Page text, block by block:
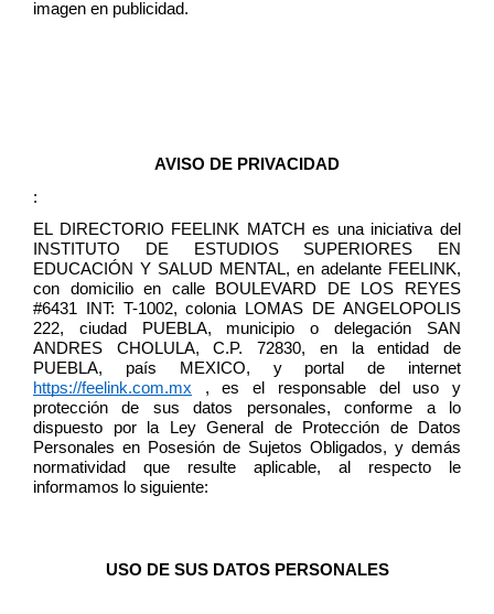
imagen en publicidad.
AVISO DE PRIVACIDAD
:
EL DIRECTORIO FEELINK MATCH es una iniciativa del
INSTITUTO DE ESTUDIOS SUPERIORES EN
EDUCACIÓN Y SALUD MENTAL, en adelante FEELINK,
con domicilio en calle BOULEVARD DE LOS REYES
#6431 INT: T-1002, colonia LOMAS DE ANGELOPOLIS
222, ciudad PUEBLA, municipio o delegación SAN
ANDRES CHOLULA, C.P. 72830, en la entidad de
https://feelink.com.mx , es el responsable del uso y
protección de sus datos personales, conforme a lo
dispuesto por la Ley General de Protección de Datos
Personales en Posesión de Sujetos Obligados, y demás
normatividad que resulte aplicable, al respecto le
informamos lo siguiente:
USO DE SUS DATOS PERSONALES